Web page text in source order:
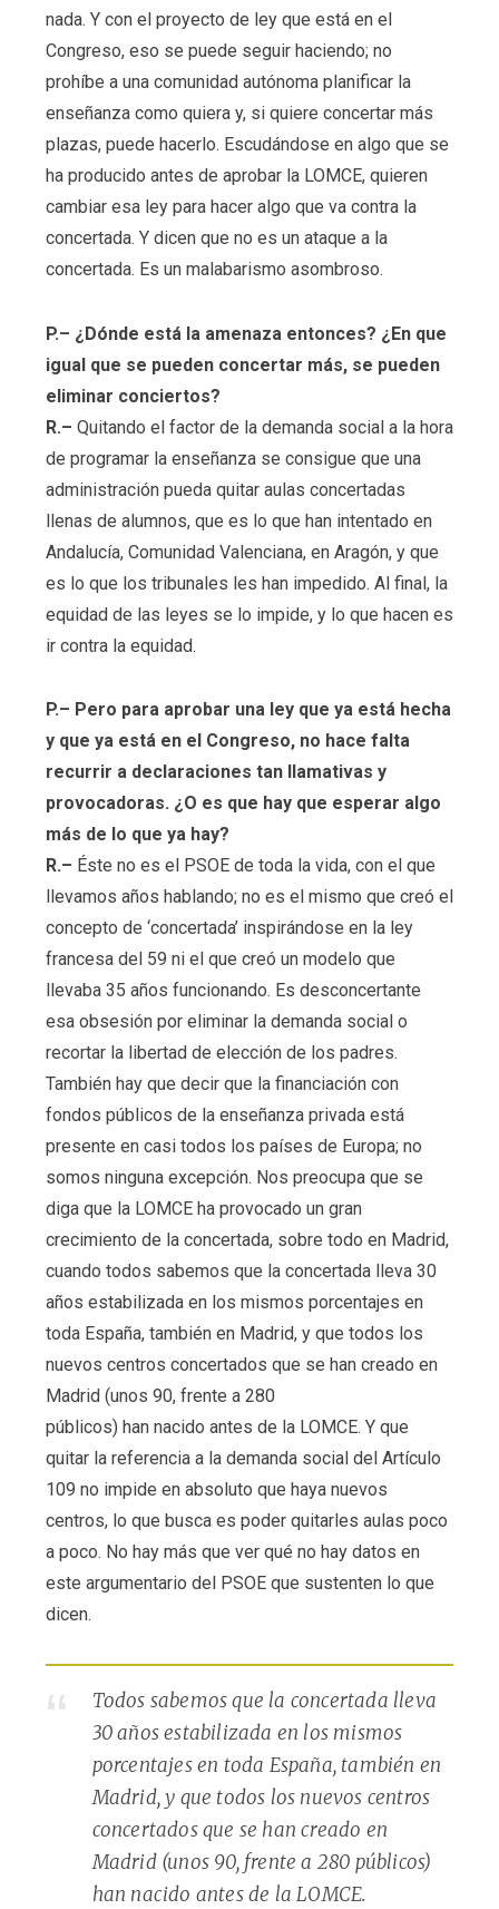
nada. Y con el proyecto de ley que está en el
Congreso, eso se puede seguir haciendo; no
prohíbe a una comunidad autónoma planificar la
enseñanza como quiera y, si quiere concertar más
plazas, puede hacerlo. Escudándose en algo que se
ha producido antes de aprobar la LOMCE, quieren
cambiar esa ley para hacer algo que va contra la
concertada. Y dicen que no es un ataque a la
concertada. Es un malabarismo asombroso.
P.– ¿Dónde está la amenaza entonces? ¿En que
igual que se pueden concertar más, se pueden
eliminar conciertos?
R.– Quitando el factor de la demanda social a la hora
de programar la enseñanza se consigue que una
administración pueda quitar aulas concertadas
llenas de alumnos, que es lo que han intentado en
Andalucía, Comunidad Valenciana, en Aragón, y que
es lo que los tribunales les han impedido. Al final, la
equidad de las leyes se lo impide, y lo que hacen es
ir contra la equidad.
P.– Pero para aprobar una ley que ya está hecha
y que ya está en el Congreso, no hace falta
recurrir a declaraciones tan llamativas y
provocadoras. ¿O es que hay que esperar algo
más de lo que ya hay?
R.– Éste no es el PSOE de toda la vida, con el que
llevamos años hablando; no es el mismo que creó el
concepto de ‘concertada’ inspirándose en la ley
francesa del 59 ni el que creó un modelo que
llevaba 35 años funcionando. Es desconcertante
esa obsesión por eliminar la demanda social o
recortar la libertad de elección de los padres.
También hay que decir que la financiación con
fondos públicos de la enseñanza privada está
presente en casi todos los países de Europa; no
somos ninguna excepción. Nos preocupa que se
diga que la LOMCE ha provocado un gran
crecimiento de la concertada, sobre todo en Madrid,
cuando todos sabemos que la concertada lleva 30
años estabilizada en los mismos porcentajes en
toda España, también en Madrid, y que todos los
nuevos centros concertados que se han creado en
Madrid (unos 90, frente a 280
públicos) han nacido antes de la LOMCE. Y que
quitar la referencia a la demanda social del Artículo
109 no impide en absoluto que haya nuevos
centros, lo que busca es poder quitarles aulas poco
a poco. No hay más que ver qué no hay datos en
este argumentario del PSOE que sustenten lo que
dicen.
Todos sabemos que la concertada lleva
30 años estabilizada en los mismos
porcentajes en toda España, también en
Madrid, y que todos los nuevos centros
concertados que se han creado en
Madrid (unos 90, frente a 280 públicos)
han nacido antes de la LOMCE.